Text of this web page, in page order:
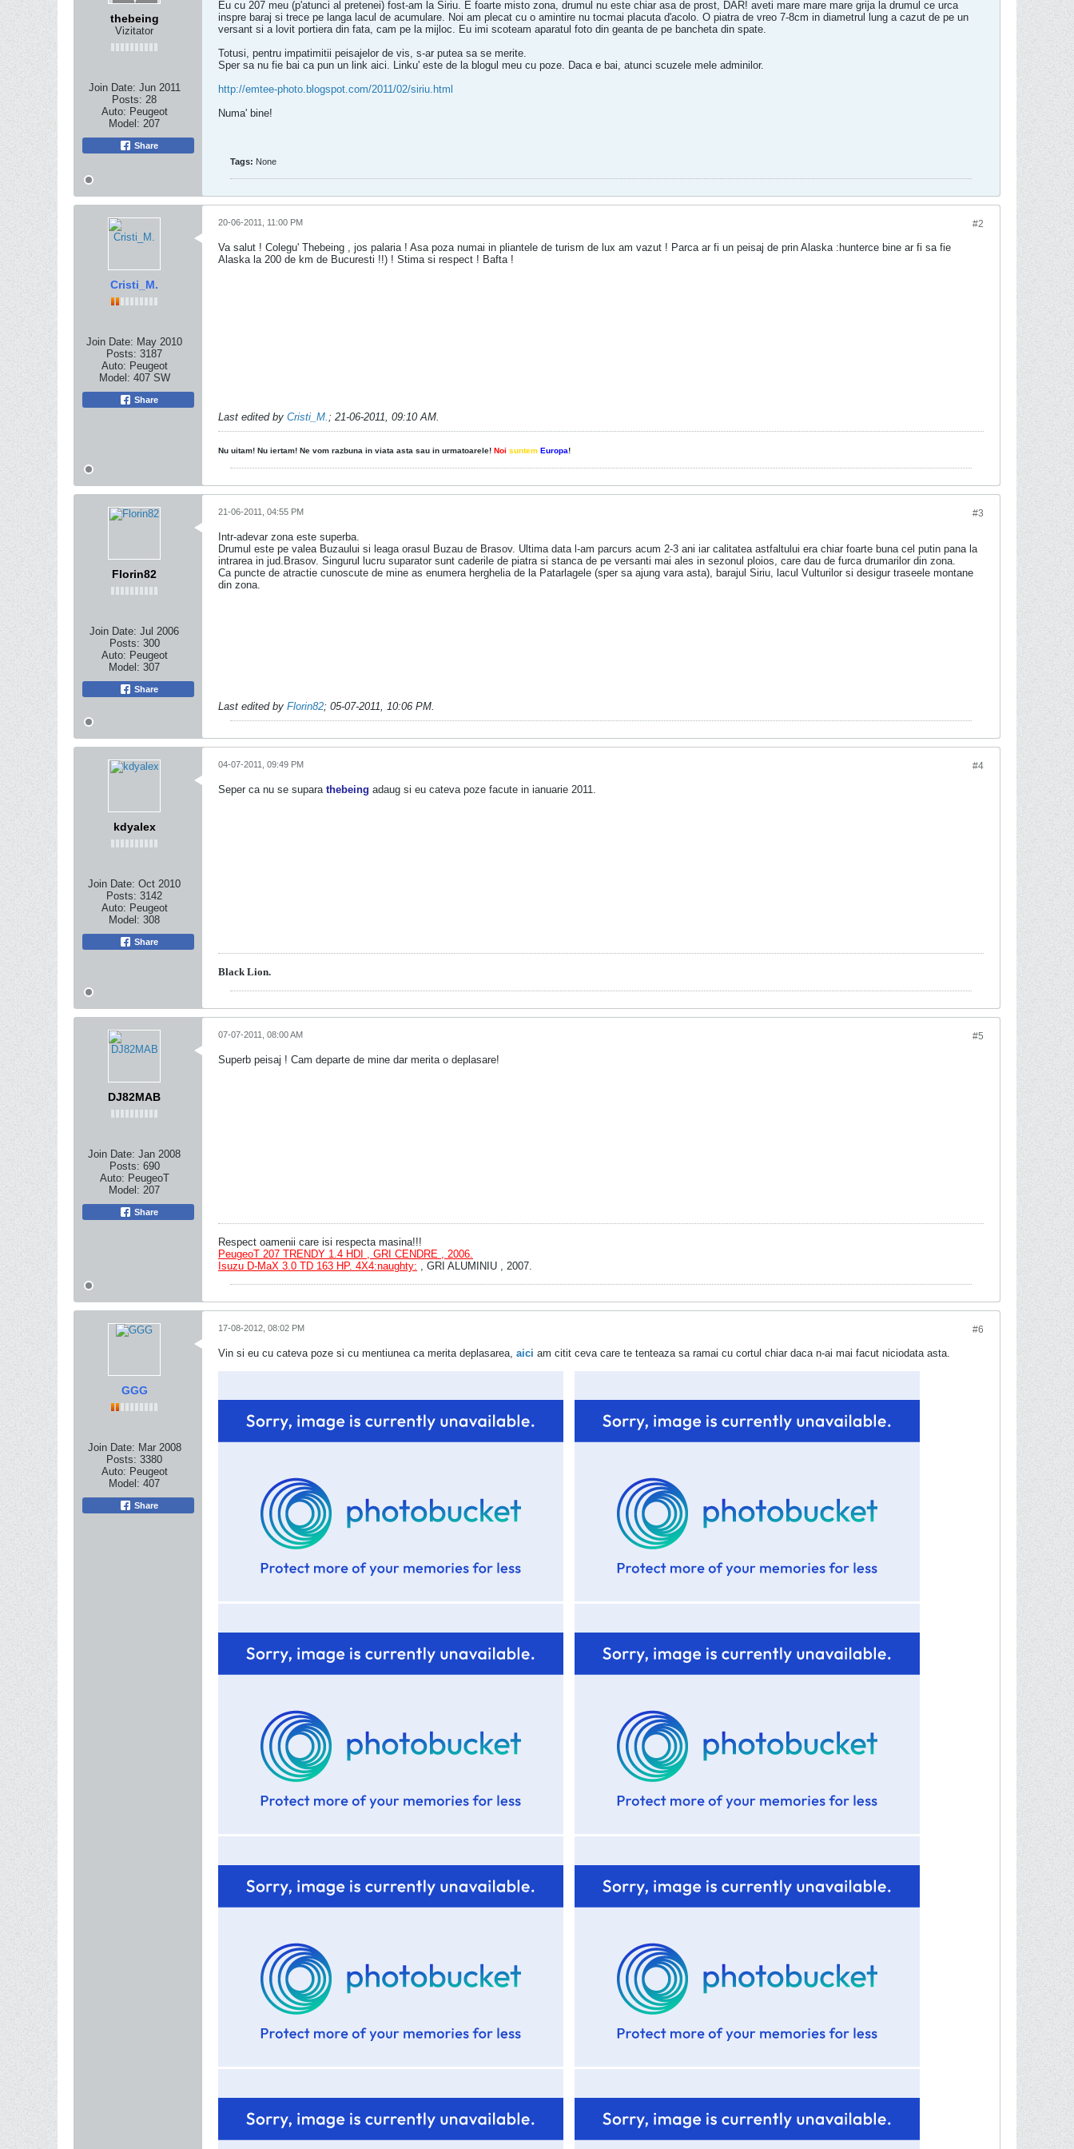
thebeing
Vizitator
Join Date: Jun 2011
Posts: 28
Auto: Peugeot
Model: 207
Share
Eu cu 207 meu (p'atunci al pretenei) fost-am la Siriu. E foarte misto zona, drumul nu este chiar asa de prost, DAR! aveti mare mare mare grija la drumul ce urca
inspre baraj si trece pe langa lacul de acumulare. Noi am plecat cu o amintire nu tocmai placuta d'acolo. O piatra de vreo 7-8cm in diametrul lung a cazut de pe un
versant si a lovit portiera din fata, cam pe la mijloc. Eu imi scoteam aparatul foto din geanta de pe bancheta din spate.
Totusi, pentru impatimitii peisajelor de vis, s-ar putea sa se merite.
Sper sa nu fie bai ca pun un link aici. Linku' este de la blogul meu cu poze. Daca e bai, atunci scuzele mele adminilor.
http://emtee-photo.blogspot.com/2011/02/siriu.html
Numa' bine!
Tags: None
Cristi_M.
Join Date: May 2010
Posts: 3187
Auto: Peugeot
Model: 407 SW
Share
#2
20-06-2011, 11:00 PM
Va salut ! Colegu' Thebeing , jos palaria ! Asa poza numai in pliantele de turism de lux am vazut ! Parca ar fi un peisaj de prin Alaska :hunterce bine ar fi sa fie
Alaska la 200 de km de Bucuresti !!) ! Stima si respect ! Bafta !
Last edited by Cristi_M.; 21-06-2011, 09:10 AM.
Nu uitam! Nu iertam! Ne vom razbuna in viata asta sau in urmatoarele! Noi suntem Europa!
Florin82
Join Date: Jul 2006
Posts: 300
Auto: Peugeot
Model: 307
Share
#3
21-06-2011, 04:55 PM
Intr-adevar zona este superba.
Drumul este pe valea Buzaului si leaga orasul Buzau de Brasov. Ultima data l-am parcurs acum 2-3 ani iar calitatea astfaltului era chiar foarte buna cel putin pana la
intrarea in jud.Brasov. Singurul lucru suparator sunt caderile de piatra si stanca de pe versanti mai ales in sezonul ploios, care dau de furca drumarilor din zona.
Ca puncte de atractie cunoscute de mine as enumera herghelia de la Patarlagele (sper sa ajung vara asta), barajul Siriu, lacul Vulturilor si desigur traseele montane
din zona.
Last edited by Florin82; 05-07-2011, 10:06 PM.
kdyalex
Join Date: Oct 2010
Posts: 3142
Auto: Peugeot
Model: 308
Share
#4
04-07-2011, 09:49 PM
Seper ca nu se supara thebeing adaug si eu cateva poze facute in ianuarie 2011.
Black Lion.
DJ82MAB
Join Date: Jan 2008
Posts: 690
Auto: PeugeoT
Model: 207
Share
#5
07-07-2011, 08:00 AM
Superb peisaj ! Cam departe de mine dar merita o deplasare!
Respect oamenii care isi respecta masina!!!
PeugeoT 207 TRENDY 1.4 HDI , GRI CENDRE , 2006.
Isuzu D-MaX 3.0 TD 163 HP. 4X4:naughty: , GRI ALUMINIU , 2007.
GGG
Join Date: Mar 2008
Posts: 3380
Auto: Peugeot
Model: 407
Share
#6
17-08-2012, 08:02 PM
Vin si eu cu cateva poze si cu mentiunea ca merita deplasarea, aici am citit ceva care te tenteaza sa ramai cu cortul chiar daca n-ai mai facut niciodata asta.